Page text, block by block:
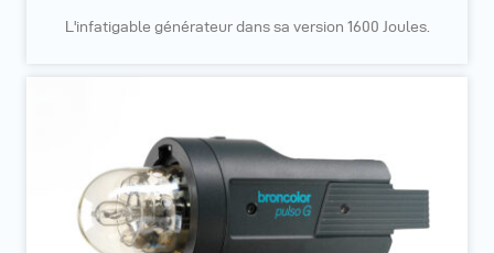
L'infatigable générateur dans sa version 1600 Joules.